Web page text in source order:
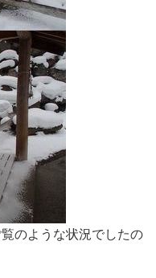
のような状況でしたの